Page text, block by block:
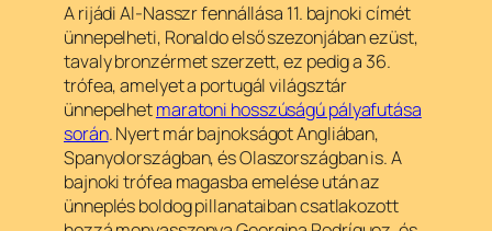
A rijádi Al-Nasszr fennállása 11. bajnoki címét
ünnepelheti, Ronaldo első szezonjában ezüst,
tavaly bronzérmet szerzett, ez pedig a 36.
trófea, amelyet a portugál világsztár
ünnepelhetmaratoni hosszúságú pályafutása
során. Nyert már bajnokságot Angliában,
Spanyolországban, és Olaszországban is. A
bajnoki trófea magasba emelése után az
ünneplés boldog pillanataiban csatlakozott